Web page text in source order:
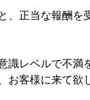
正当な報酬を
識レベルで不満
お客様に来て欲